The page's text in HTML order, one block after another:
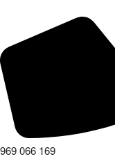
969 066 169